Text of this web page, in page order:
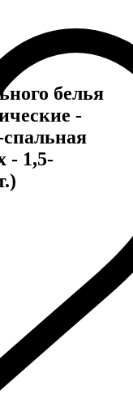
белья
-
спальная
- 1,5-